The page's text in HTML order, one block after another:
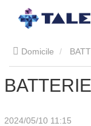
Domicile
2024/05/10 11:15